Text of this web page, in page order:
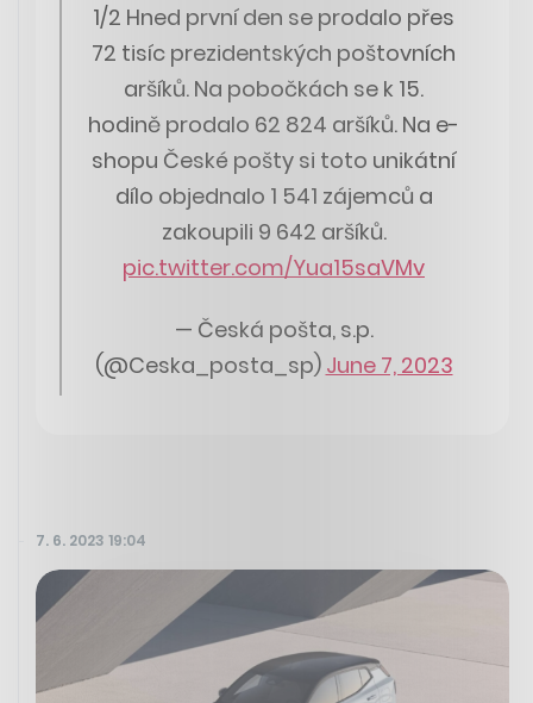
1/2 Hned první den se prodalo přes
72 tisíc prezidentských poštovních
aršíků. Na pobočkách se k 15.
hodině prodalo 62 824 aršíků. Na e-
shopu České pošty si toto unikátní
dílo objednalo 1 541 zájemců a
zakoupili 9 642 aršíků.
pic.twitter.com/Yua15saVMv
— Česká pošta, s.p.
(@Ceska_posta_sp) June 7, 2023
7. 6. 2023 19:04